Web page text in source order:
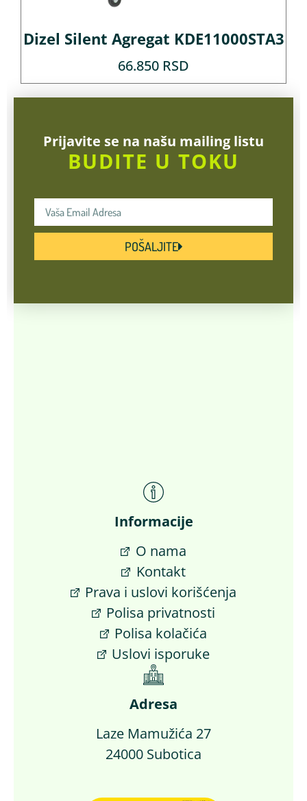
Dizel Silent Agregat KDE11000STA3
66.850 RSD
Prijavite se na našu mailing listu
BUDITE U TOKU
POŠALJITE
Informacije
O nama
Kontakt
Prava i uslovi korišćenja
Polisa privatnosti
Polisa kolačića
Uslovi isporuke
Adresa
Laze Mamužića 27
24000 Subotica